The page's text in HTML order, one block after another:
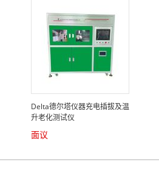
Delta德尔塔仪器充电插拔及温
升老化测试仪
面议